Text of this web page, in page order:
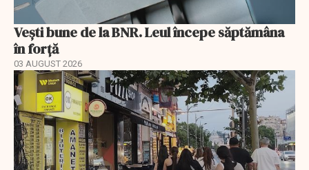
Vești bune de la BNR. Leul începe săptămâna
în forță
03 AUGUST 2026